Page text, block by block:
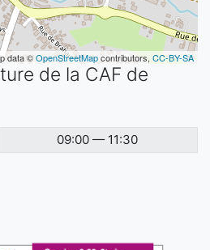
data ©OpenStreetMapcontributors, CC-BY-SA
de la CAF de
09:00 — 11:30